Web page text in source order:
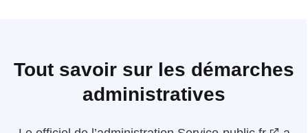
Tout savoir sur les démarches
administratives